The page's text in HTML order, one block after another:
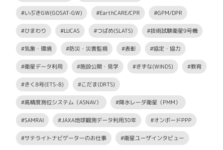
#いぶきGW(GOSAT-GW) #EarthCARE/CPR #GPM/DPR
#ひまわり #LUCAS #つばめ(SLATS) #技術試験衛星9号機
#気象・環境 #防災・災害監視 #表彰 #協定・協力
#衛星データ利用 #施設公開・見学 #きずな(WINDS) #教育
#きく8号(ETS-8) #こだま(DRTS)
#高精度測位システム（ASNAV） #降水レーダ衛星（PMM）
#SAMRAI #JAXA地球観測データ利用30年 #オンボードPPP
#サテライトナビゲーターのお仕事 #衛星ユーザインタビュー